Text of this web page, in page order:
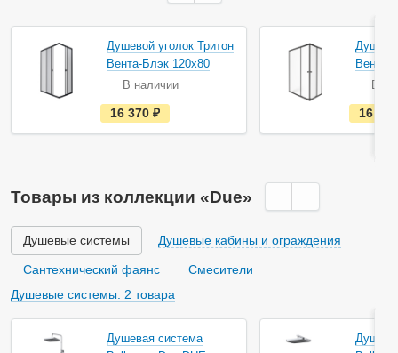
Акция
Душевой уголок Тритон
Вента-Блэк 120х80
В наличии
е
с
т
л
и
и
16 370
Вента-
В
16
Товары из коллекции «Due»
Душевые системы Душевые кабины и ограждения
Сантехнический фаянс
Смесители
Душевые системы: 2 товара
Душевая система